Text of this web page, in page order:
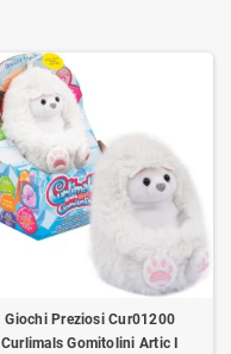
Giochi Preziosi Cur01200
Curlimals Gomitolini Artic I